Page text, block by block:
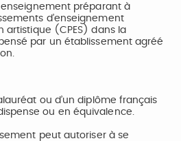
enseignement préparant à
d’enseignement
artistique (CPES) dans la
par un établissement agréé
ou d’un diplôme français
ou en équivalence.
peut autoriser à se